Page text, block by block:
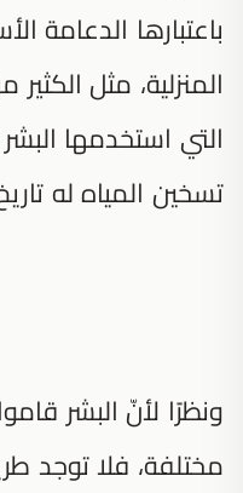
باعتبارها الدعامة
المنزلية، مثل
التي استخدمها
تسخين المياه له
ونظرًا لأنّ البشر
مختلفة، فلا توجد